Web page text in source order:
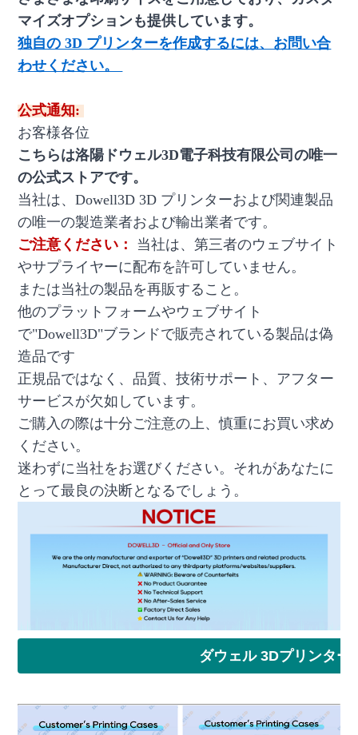
マイズオプションも提供しています。
独自の 3D プリンターを作成するには、お問い合
わせください。
公式通知:
お客様各位
こちらは洛陽ドウェル3D電子科技有限公司の唯一
の公式ストアです。
当社は、Dowell3D 3D プリンターおよび関連製品
の唯一の製造業者および輸出業者です。
ご注意ください：
当社は、第三者のウェブサイト
やサプライヤーに配布を許可していません。
または当社の製品を再販すること。
他のプラットフォームやウェブサイト
で"Dowell3D"ブランドで販売されている製品は偽
造品です
正規品ではなく、品質、技術サポート、アフター
サービスが欠如しています。
ご購入の際は十分ご注意の上、慎重にお買い求め
ください。
迷わずに当社をお選びください。それがあなたに
とって最良の決断となるでしょう。
ダウェル 3Dプリンター